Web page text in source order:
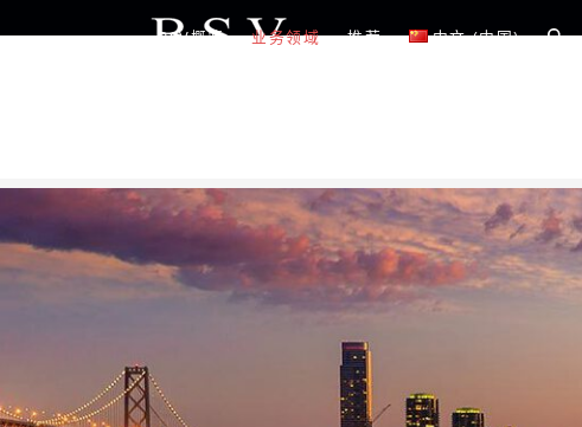
BSV概览 业务领域 推荐 中文 (中国)